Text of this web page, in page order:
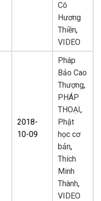
Cô
Hương
Thiền,
VIDEO
2018-
10-09
Pháp
Bảo Cao
Thượng,
PHÁP
THOẠI,
Phật
học cơ
bản,
Thích
Minh
Thành,
VIDEO